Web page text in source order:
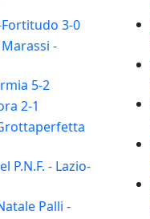
3-0
-
5-2
2-1
P.N.F. - Lazio-
Palli -